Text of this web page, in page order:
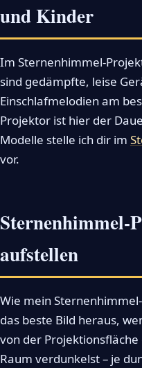
und Kinder
Im Sternenhimmel-
sind gedämpfte, leise
Einschlafmelodien am
Projektor ist hier der
Modelle stelle ich dir im
vor.
aufstellen
Wie mein
das beste Bild heraus,
von der
Raum verdunkelst – je